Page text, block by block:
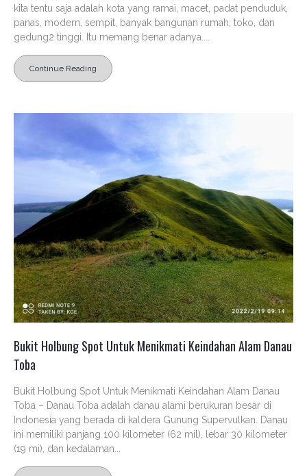
kita tentu saja adalah kota yang ramai, macet, padat penduduk,
panas, modern, sempit, banyak bangunan rumah, toko, dan
gedung2 tinggi. Itu memang benar adanya....
Continue Reading
Bukit Holbung Spot Untuk Menikmati Keindahan Alam Danau
Toba
Bukit Holbung Spot Untuk Menikmati Keindahan Alam Danau
Toba – Danau Toba adalah danau alami berukuran besar di
Indonesia yang berada di kaldera Gunung Supervulkan. Danau
ini memiliki panjang 100 kilometer (62 mil), lebar 30 kilometer
(19 mi), dan kedalaman...